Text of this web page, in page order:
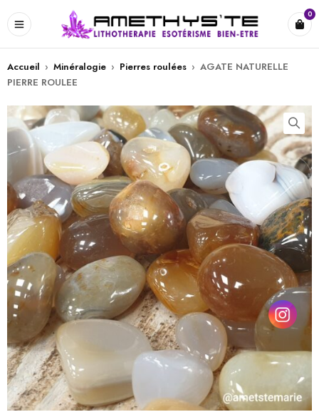
0
Accueil › Minéralogie › Pierres roulées › AGATE NATURELLE
PIERRE ROULEE